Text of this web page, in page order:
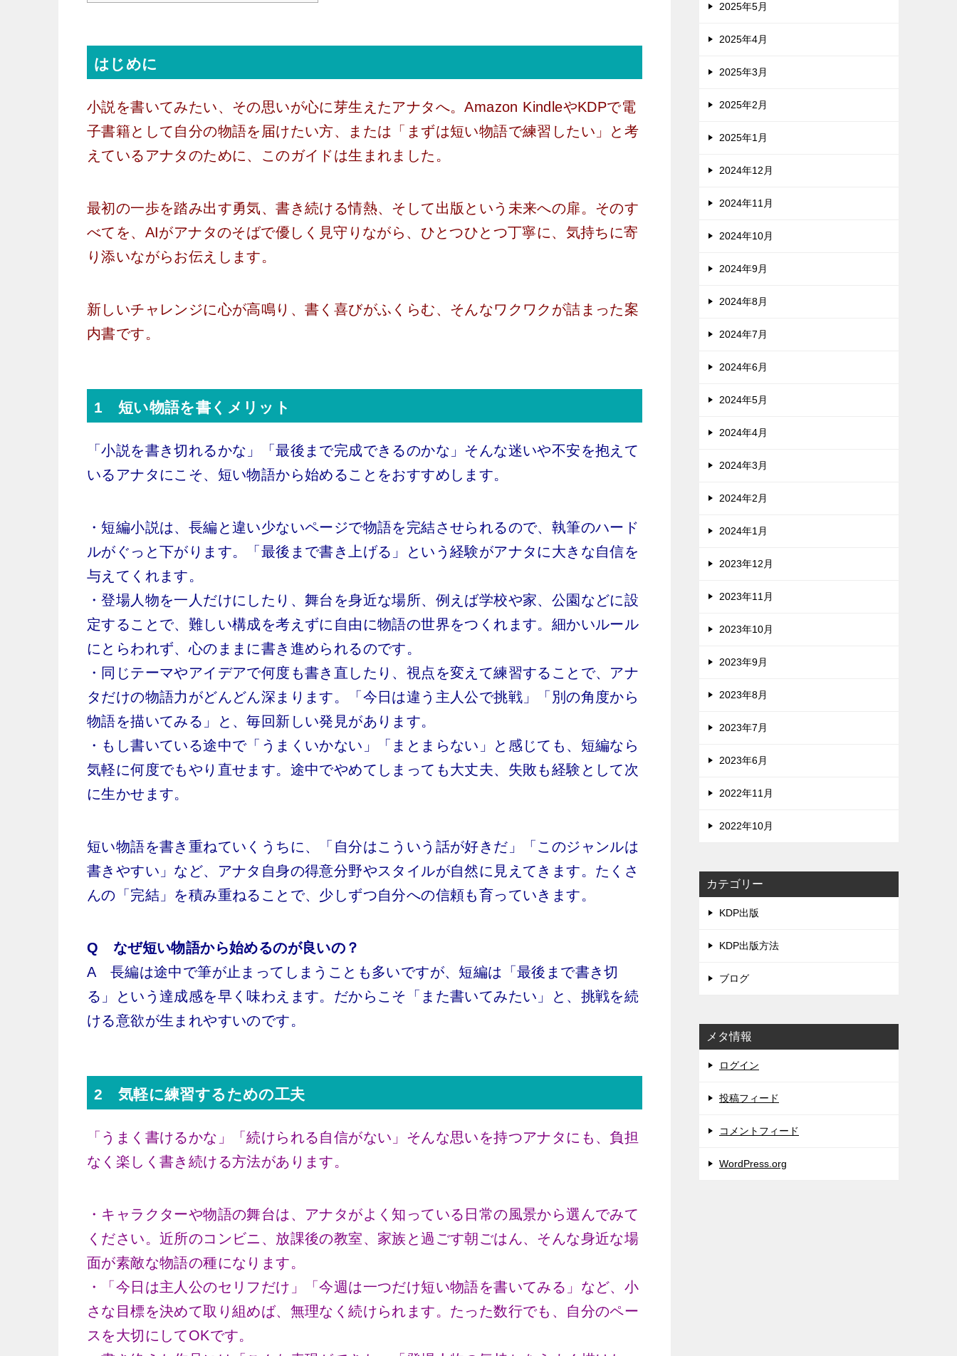
はじめに
小説を書いてみたい、その思いが心に芽生えたアナタへ。Amazon KindleやKDPで電
子書籍として自分の物語を届けたい方、または「まずは短い物語で練習したい」と考
えているアナタのために、このガイドは生まれました。
最初の一歩を踏み出す勇気、書き続ける情熱、そして出版という未来への扉。そのす
べてを、AIがアナタのそばで優しく見守りながら、ひとつひとつ丁寧に、気持ちに寄
り添いながらお伝えします。
新しいチャレンジに心が高鳴り、書く喜びがふくらむ、そんなワクワクが詰まった案
内書です。
1 短い物語を書くメリット
「小説を書き切れるかな」「最後まで完成できるのかな」そんな迷いや不安を抱えて
いるアナタにこそ、短い物語から始めることをおすすめします。
・短編小説は、長編と違い少ないページで物語を完結させられるので、執筆のハード
ルがぐっと下がります。「最後まで書き上げる」という経験がアナタに大きな自信を
与えてくれます。
・登場人物を一人だけにしたり、舞台を身近な場所、例えば学校や家、公園などに設
定することで、難しい構成を考えずに自由に物語の世界をつくれます。細かいルール
にとらわれず、心のままに書き進められるのです。
・同じテーマやアイデアで何度も書き直したり、視点を変えて練習することで、アナ
タだけの物語力がどんどん深まります。「今日は違う主人公で挑戦」「別の角度から
物語を描いてみる」と、毎回新しい発見があります。
・もし書いている途中で「うまくいかない」「まとまらない」と感じても、短編なら
気軽に何度でもやり直せます。途中でやめてしまっても大丈夫、失敗も経験として次
に生かせます。
短い物語を書き重ねていくうちに、「自分はこういう話が好きだ」「このジャンルは
書きやすい」など、アナタ自身の得意分野やスタイルが自然に見えてきます。たくさ
んの「完結」を積み重ねることで、少しずつ自分への信頼も育っていきます。
Q なぜ短い物語から始めるのが良いの？
A 長編は途中で筆が止まってしまうことも多いですが、短編は「最後まで書き切
る」という達成感を早く味わえます。だからこそ「また書いてみたい」と、挑戦を続
ける意欲が生まれやすいのです。
2 気軽に練習するための工夫
「うまく書けるかな」「続けられる自信がない」そんな思いを持つアナタにも、負担
なく楽しく書き続ける方法があります。
・キャラクターや物語の舞台は、アナタがよく知っている日常の風景から選んでみて
ください。近所のコンビニ、放課後の教室、家族と過ごす朝ごはん、そんな身近な場
面が素敵な物語の種になります。
・「今日は主人公のセリフだけ」「今週は一つだけ短い物語を書いてみる」など、小
さな目標を決めて取り組めば、無理なく続けられます。たった数行でも、自分のペー
スを大切にしてOKです。
2025年5月
2025年4月
2025年3月
2025年2月
2025年1月
2024年12月
2024年11月
2024年10月
2024年9月
2024年8月
2024年7月
2024年6月
2024年5月
2024年4月
2024年3月
2024年2月
2024年1月
2023年12月
2023年11月
2023年10月
2023年9月
2023年8月
2023年7月
2023年6月
2022年11月
2022年10月
カテゴリー
KDP出版
KDP出版方法
ブログ
メタ情報
ログイン
投稿フィード
コメントフィード
WordPress.org